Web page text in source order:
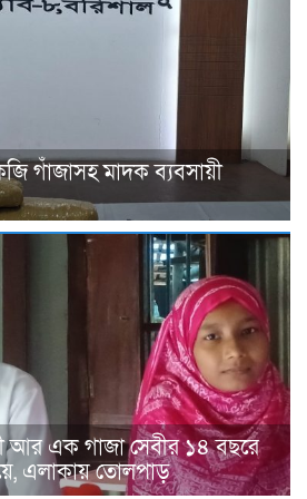
গাঁজাসহ মাদক ব্যবসায়ী
আর এক গাজা সেবীর ১৪ বছরে
এলাকায় তোলপাড়